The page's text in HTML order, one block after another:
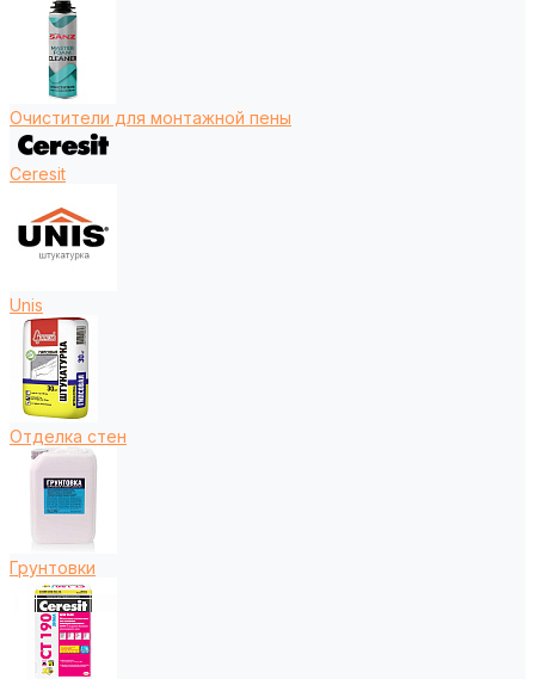
Очистители для монтажной пены
Ceresit
Unis
Отделка стен
Грунтовки